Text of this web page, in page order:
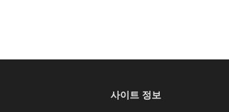
사이트 정보